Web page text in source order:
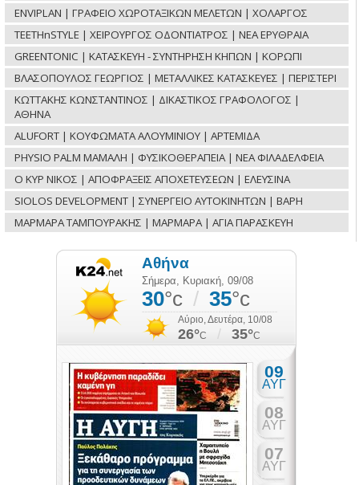
ENVIPLAN | ΓΡΑΦΕΙΟ ΧΩΡΟΤΑΞΙΚΩΝ ΜΕΛΕΤΩΝ | ΧΟΛΑΡΓΟΣ
TEETHnSTYLE | ΧΕΙΡΟΥΡΓΟΣ ΟΔΟΝΤΙΑΤΡΟΣ | ΝΕΑ ΕΡΥΘΡΑΙΑ
GREENTONIC | ΚΑΤΑΣΚΕΥΗ - ΣΥΝΤΗΡΗΣΗ ΚΗΠΩΝ | ΚΟΡΩΠΙ
ΒΛΑΣΟΠΟΥΛΟΣ ΓΕΩΡΓΙΟΣ | ΜΕΤΑΛΛΙΚΕΣ ΚΑΤΑΣΚΕΥΕΣ | ΠΕΡΙΣΤΕΡΙ
ΚΩΤΤΑΚΗΣ ΚΩΝΣΤΑΝΤΙΝΟΣ | ΔΙΚΑΣΤΙΚΟΣ ΓΡΑΦΟΛΟΓΟΣ |
ΑΘΗΝΑ
ALUFORT | ΚΟΥΦΩΜΑΤΑ ΑΛΟΥΜΙΝΙΟΥ | ΑΡΤΕΜΙΔΑ
PHYSIO PALM ΜΑΜΑΛΗ | ΦΥΣΙΚΟΘΕΡΑΠΕΙΑ | ΝΕΑ ΦΙΛΑΔΕΛΦΕΙΑ
Ο ΚΥΡ ΝΙΚΟΣ | ΑΠΟΦΡΑΞΕΙΣ ΑΠΟΧΕΤΕΥΣΕΩΝ | ΕΛΕΥΣΙΝΑ
SIOLOS DEVELOPMENT | ΣΥΝΕΡΓΕΙΟ ΑΥΤΟΚΙΝΗΤΩΝ | ΒΑΡΗ
ΜΑΡΜΑΡΑ ΤΑΜΠΟΥΡΑΚΗΣ | ΜΑΡΜΑΡΑ | ΑΓΙΑ ΠΑΡΑΣΚΕΥΗ